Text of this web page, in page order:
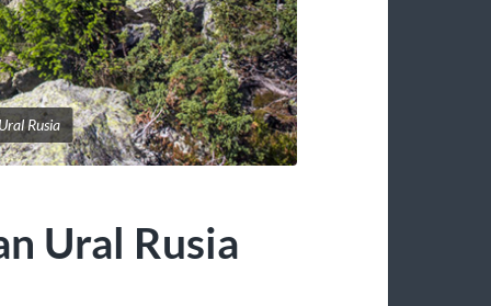
Rusia
Ural Rusia